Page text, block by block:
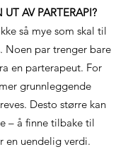
UT AV PARTERAPI?
så mye som skal til
Noen par trenger bare
en parterapeut. For
grunnleggende
Desto større kan
– å finne tilbake til
en uendelig verdi.